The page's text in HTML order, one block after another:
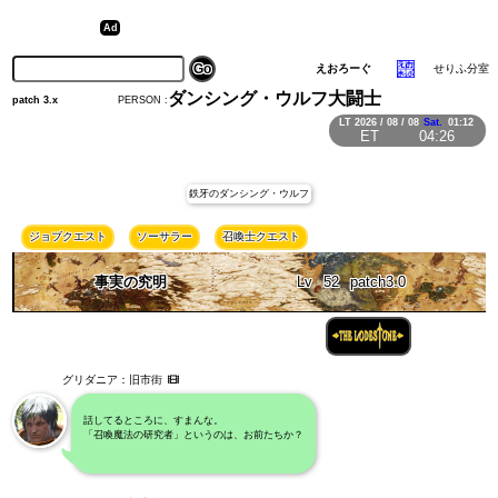
LT 2026 / 08 / 08 Sat. 01:12
ET 04:26
えおろーぐ せりふ分室
PERSON : ダンシング・ウルフ大闘士
patch 3.x
鉄牙のダンシング・ウルフ
ジョブクエスト ソーサラー 召喚士クエスト
事実の究明 Lv 52 patch3.0
グリダニア：旧市街
話してるところに、すまんな。
「召喚魔法の研究者」というのは、お前たちか？